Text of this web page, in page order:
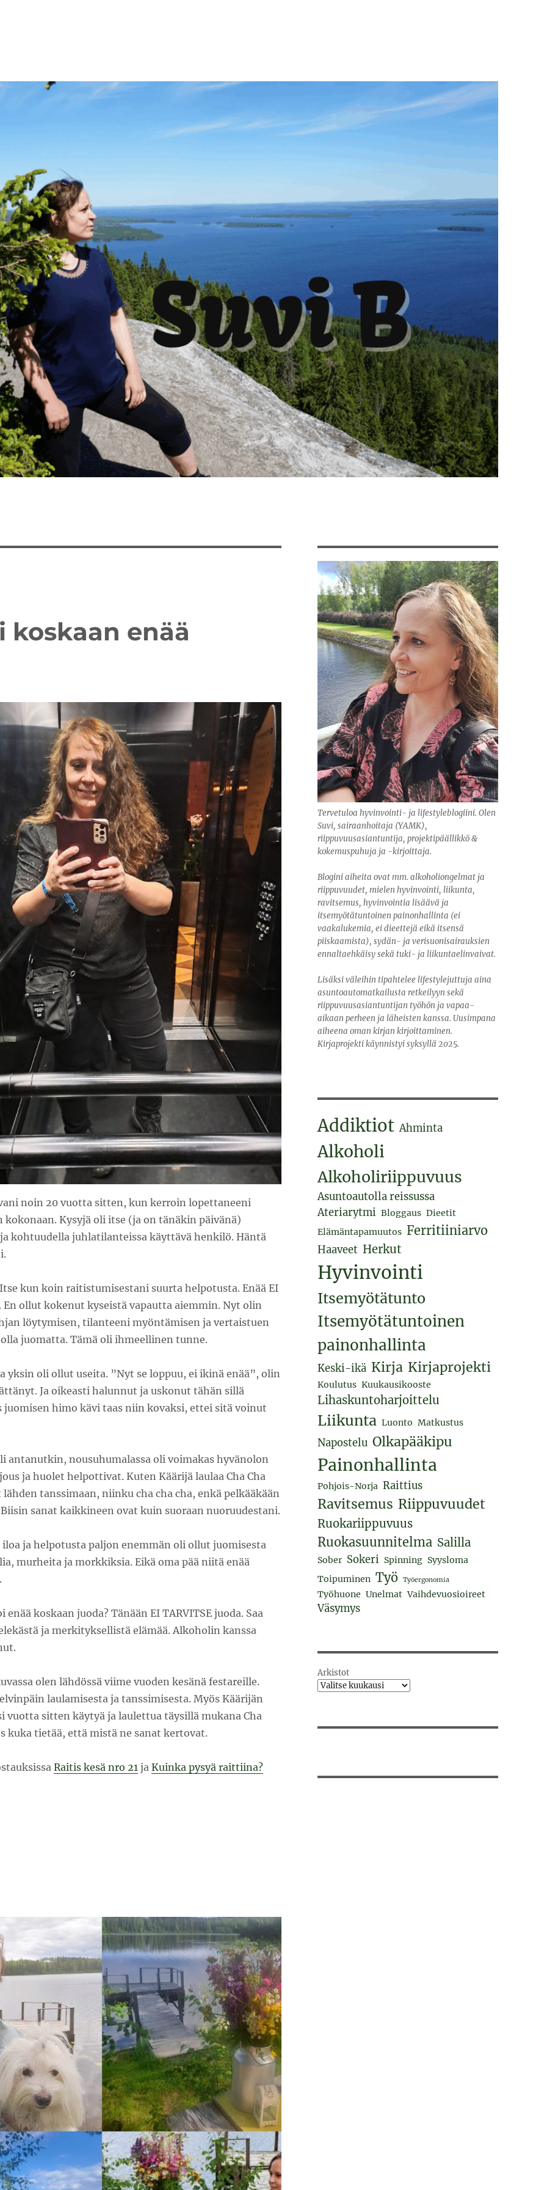
koskaan enää
noin 20 vuotta sitten, kun kerroin lopettaneeni
Kysyjä oli itse (ja on tänäkin päivänä)
kohtuudella juhlatilanteissa käyttävä henkilö. Häntä
kun koin raitistumisestani suurta helpotusta. Enää EI
En ollut kokenut kyseistä vapautta aiemmin. Nyt olin
löytymisen, tilanteeni myöntämisen ja vertaistuen
juomatta. Tämä oli ihmeellinen tunne.
yksin oli ollut useita. ”Nyt se loppuu, ei ikinä enää”, olin
Ja oikeasti halunnut ja uskonut tähän sillä
juomisen himo kävi taas niin kovaksi, ettei sitä voinut
antanutkin, nousuhumalassa oli voimakas hyvänolon
ja huolet helpottivat. Kuten Käärijä laulaa Cha Cha
lähden tanssimaan, niinku cha cha cha, enkä pelkääkään
sanat kaikkineen ovat kuin suoraan nuoruudestani.
ja helpotusta paljon enemmän oli ollut juomisesta
murheita ja morkkiksia. Eikä oma pää niitä enää
koskaan juoda? Tänään EI TARVITSE juoda. Saa
ja merkityksellistä elämää. Alkoholin kanssa
olen lähdössä viime vuoden kesänä festareille.
laulamisesta ja tanssimisesta. Myös Käärijän
vuotta sitten käytyä ja laulettua täysillä mukana Cha
kuka tietää, että mistä ne sanat kertovat.
Raitis kesä nro 21ja Kuinka pysyä raittiina?
Tervetuloa hyvinvointi- ja lifestyleblogiini. Olen
Suvi, sairaanhoitaja (YAMK),
riippuvuusasiantuntija, projektipäällikkö &
kokemuspuhuja ja -kirjoittaja.
Blogini aiheita ovat mm. alkoholiongelmat ja
riippuvuudet, mielen hyvinvointi, liikunta,
ravitsemus, hyvinvointia lisäävä ja
itsemyötätuntoinen painonhallinta (ei
vaakalukemia, ei dieettejä eikä itsensä
piiskaamista), sydän- ja verisuonisairauksien
ennaltaehkäisy sekä tuki- ja liikuntaelinvaivat.
Lisäksi väleihin tipahtelee lifestylejuttuja aina
asuntoautomatkailusta retkeilyyn sekä
riippuvuusasiantuntijan työhön ja vapaa-
aikaan perheen ja läheisten kanssa. Uusimpana
aiheena oman kirjan kirjoittaminen.
Kirjaprojekti käynnistyi syksyllä 2025.
Addiktiot Ahminta
Alkoholi
Alkoholiriippuvuus
Asuntoautolla reissussa
Ateriarytmi Bloggaus Dieetit
Elämäntapamuutos Ferritiiniarvo
Haaveet Herkut
Hyvinvointi
Itsemyötätunto
Itsemyötätuntoinen
painonhallinta
Keski-ikä Kirja Kirjaprojekti
Koulutus Kuukausikooste
Lihaskuntoharjoittelu
Liikunta Luonto Matkustus
Napostelu Olkapääkipu
Painonhallinta
Pohjois-Norja Raittius
Ravitsemus Riippuvuudet
Ruokariippuvuus
Ruokasuunnitelma Salilla
Sober Sokeri Spinning Syysloma
Toipuminen Työ Työergonomia
Työhuone Unelmat Vaihdevuosioireet
Väsymys
Arkistot